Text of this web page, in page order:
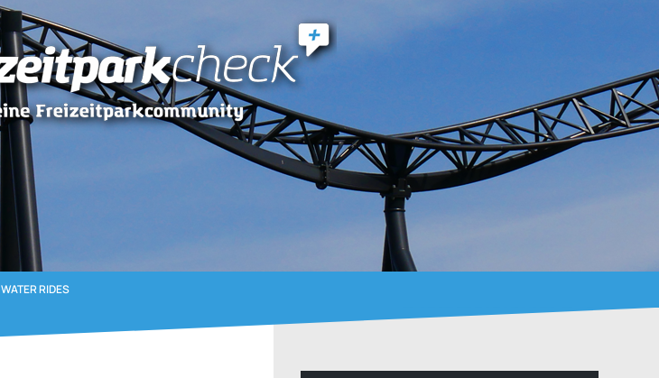
WATER RIDES